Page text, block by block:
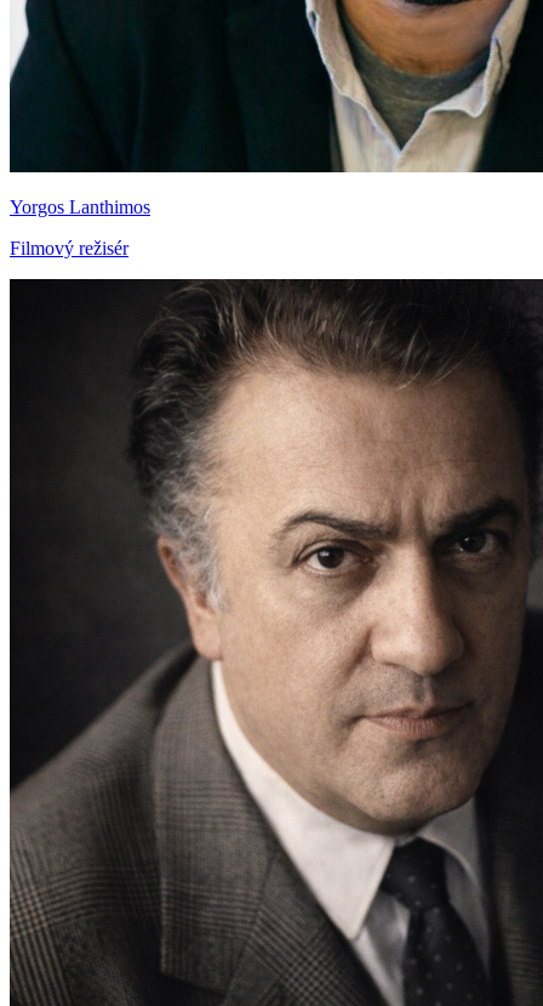
Yorgos Lanthimos
Filmový režisér